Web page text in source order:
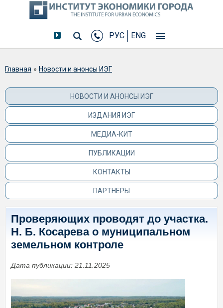
РУС ENG
Вы здесь
Главная » Новости и анонсы ИЭГ
НОВОСТИ И АНОНСЫ ИЭГ
ИЗДАНИЯ ИЭГ
МЕДИА-КИТ
ПУБЛИКАЦИИ
КОНТАКТЫ
ПАРТНЕРЫ
Проверяющих проводят до участка.
Н. Б. Косарева о муниципальном
земельном контроле
Дата публикации: 21.11.2025